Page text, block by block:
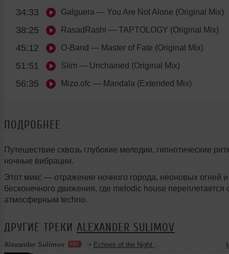
34:33 Galguera — You Are Not Alone (Original Mix)
38:25 RasadRashi — TAPTOLOGY (Original Mix)
45:12 O-Band — Master of Fate (Original Mix)
51:51 Slim — Unchained (Original Mix)
56:35 Mizo.ofc — Mandala (Extended Mix)
ПОДРОБНЕЕ
Путешествие сквозь глубокие мелодии, гипнотические
ночные вибрации.
Этот микс — отражение ночного города, неоновых огней и
бесконечного движения, где melodic house переплетается
атмосферным techno.
ДРУГИЕ ТРЕКИ ALEXANDER SULIMOV
Alexander Sulimov ➝ Echoes of the Night — Vol. 32